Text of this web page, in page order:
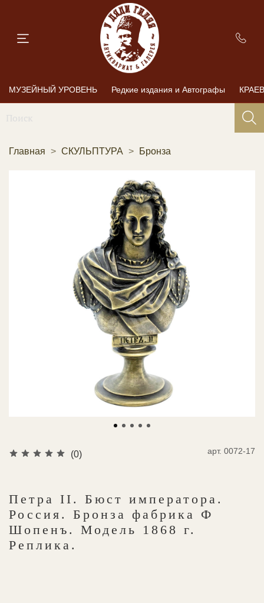
МУЗЕЙНЫЙ УРОВЕНЬ Редкие издания и Автографы
Главная СКУЛЬПТУРА Бронза
(0) арт. 0072-17
Петра II. Бюст императора.
Россия. Бронза фабрика Ф
Шопенъ. Модель 1868 г.
Реплика.